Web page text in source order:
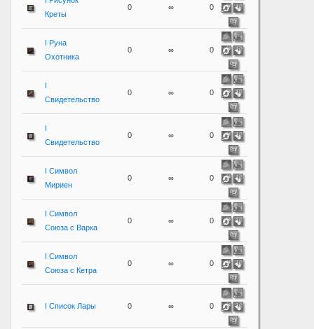
Креты
0 ∞ 0
I Руна
Охотника
0 ∞ 0
I
Свидетельство
0 ∞ 0
I
Свидетельство
0 ∞ 0
I Символ
Мириен
0 ∞ 0
I Символ
Союза с Варка
0 ∞ 0
I Символ
Союза с Кетра
0 ∞ 0
I Список Лары 0 ∞ 0